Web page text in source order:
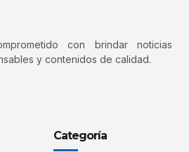
con brindar noticias
y contenidos de calidad.
Categoría